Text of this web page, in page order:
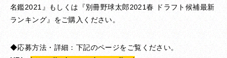
名鑑2021』
もしくは『別冊野球太郎2021春 ドラフト候補最新
ランキング』をご購入 ください。
◆応募方法・詳細：下記のページをご覧ください。